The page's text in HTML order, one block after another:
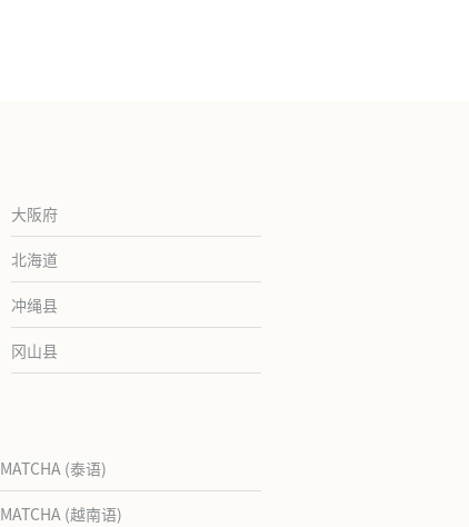
大阪府
北海道
冲绳县
冈山县
MATCHA (泰语)
MATCHA (越南语)